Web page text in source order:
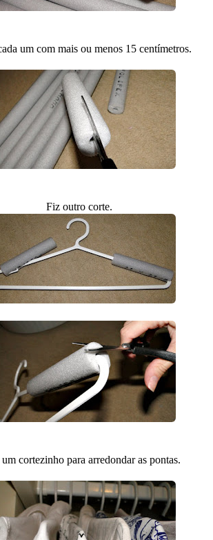
um com mais ou menos 15 centímetros.
Fiz outro corte.
cortezinho para arredondar as pontas.